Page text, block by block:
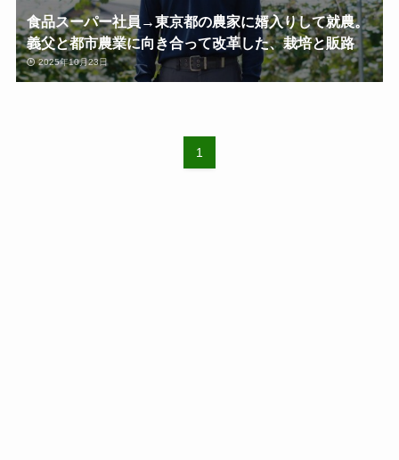
食品スーパー社員→東京都の農家に婿入りして就農。
義父と都市農業に向き合って改革した、栽培と販路
2025年10月23日
1